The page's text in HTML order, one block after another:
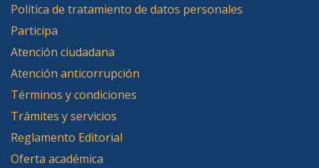
Política de tratamiento de datos personales
Participa
Atención ciudadana
Atención anticorrupción
Términos y condiciones
Trámites y servicios
Reglamento Editorial
Oferta académica